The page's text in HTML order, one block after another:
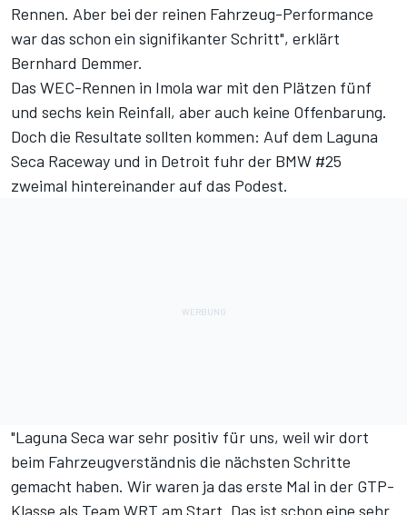
Rennen. Aber bei der reinen Fahrzeug-Performance
war das schon ein signifikanter Schritt", erklärt
Bernhard Demmer.
Das WEC-Rennen in Imola war mit den Plätzen fünf
und sechs kein Reinfall, aber auch keine Offenbarung.
Doch die Resultate sollten kommen: Auf dem Laguna
Seca Raceway und in Detroit fuhr der BMW #25
zweimal hintereinander auf das Podest.
"Laguna Seca war sehr positiv für uns, weil wir dort
beim Fahrzeugverständnis die nächsten Schritte
gemacht haben. Wir waren ja das erste Mal in der GTP-
Klasse als Team WRT am Start. Das ist schon eine sehr